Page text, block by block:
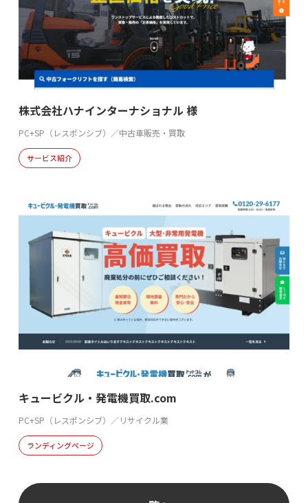
株式会社ハナインターナショナル 様
PC+SP（レスポンシブ）／中古車販売・買取
サービス紹介
キュービクル・発電機買取.com
PC+SP（レスポンシブ）／リサイクル業
ランディングページ